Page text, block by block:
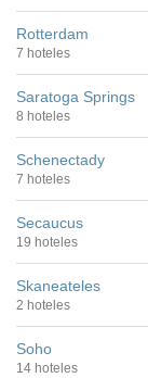
Rotterdam
7 hoteles
Saratoga Springs
8 hoteles
Schenectady
7 hoteles
Secaucus
19 hoteles
Skaneateles
2 hoteles
Soho
14 hoteles